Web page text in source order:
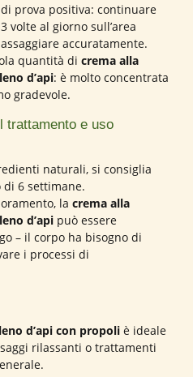
prova positiva: continuare
volte al giorno sull’area
accuratamente.
quantità di crema alla
d’api: è molto concentrata
gradevole.
trattamento e uso
naturali, si consiglia
6 settimane.
la crema alla
d’api può essere
– il corpo ha bisogno di
i processi di
d’api con propoli è ideale
rilassanti o trattamenti